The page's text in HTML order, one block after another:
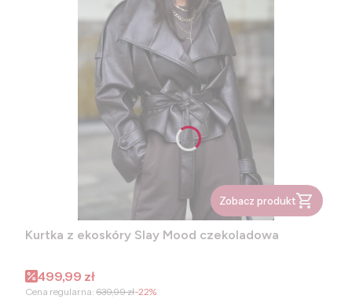
Zobacz produkt
Kurtka z ekoskóry Slay Mood czekoladowa
Cena promocyjna
499,99 zł
Cena regularna: 639,99 zł-22%